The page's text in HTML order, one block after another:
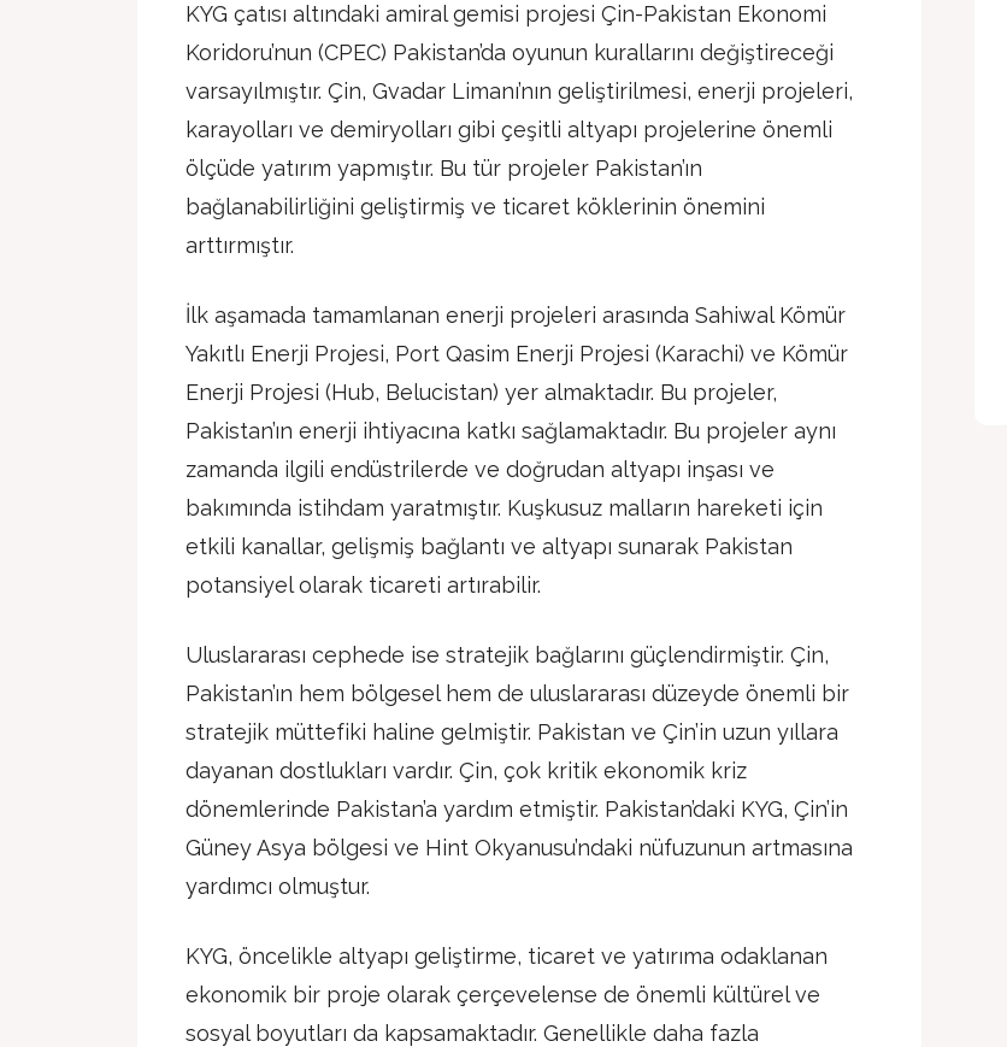
KYG çatısı altındaki amiral gemisi projesi Çin-Pakistan Ekonomi
Koridoru’nun (CPEC) Pakistan’da oyunun kurallarını değiştireceği
varsayılmıştır. Çin, Gvadar Limanı’nın geliştirilmesi, enerji projeleri,
karayolları ve demiryolları gibi çeşitli altyapı projelerine önemli
ölçüde yatırım yapmıştır. Bu tür projeler Pakistan’ın
bağlanabilirliğini geliştirmiş ve ticaret köklerinin önemini
arttırmıştır.
İlk aşamada tamamlanan enerji projeleri arasında Sahiwal Kömür
Yakıtlı Enerji Projesi, Port Qasim Enerji Projesi (Karachi) ve Kömür
Enerji Projesi (Hub, Belucistan) yer almaktadır. Bu projeler,
Pakistan’ın enerji ihtiyacına katkı sağlamaktadır. Bu projeler aynı
zamanda ilgili endüstrilerde ve doğrudan altyapı inşası ve
bakımında istihdam yaratmıştır. Kuşkusuz malların hareketi için
etkili kanallar, gelişmiş bağlantı ve altyapı sunarak Pakistan
potansiyel olarak ticareti artırabilir.
Uluslararası cephede ise stratejik bağlarını güçlendirmiştir. Çin,
Pakistan’ın hem bölgesel hem de uluslararası düzeyde önemli bir
stratejik müttefiki haline gelmiştir. Pakistan ve Çin’in uzun yıllara
dayanan dostlukları vardır. Çin, çok kritik ekonomik kriz
dönemlerinde Pakistan’a yardım etmiştir. Pakistan’daki KYG, Çin’in
Güney Asya bölgesi ve Hint Okyanusu’ndaki nüfuzunun artmasına
yardımcı olmuştur.
KYG, öncelikle altyapı geliştirme, ticaret ve yatırıma odaklanan
ekonomik bir proje olarak çerçevelense de önemli kültürel ve
sosyal boyutları da kapsamaktadır. Genellikle daha fazla